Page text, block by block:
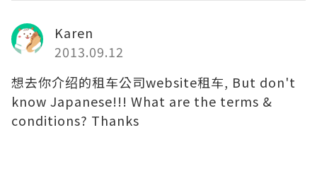
Karen
2013.09.12
想去你介绍的租车公司website租车, But don't
know Japanese!!! What are the terms &
conditions? Thanks